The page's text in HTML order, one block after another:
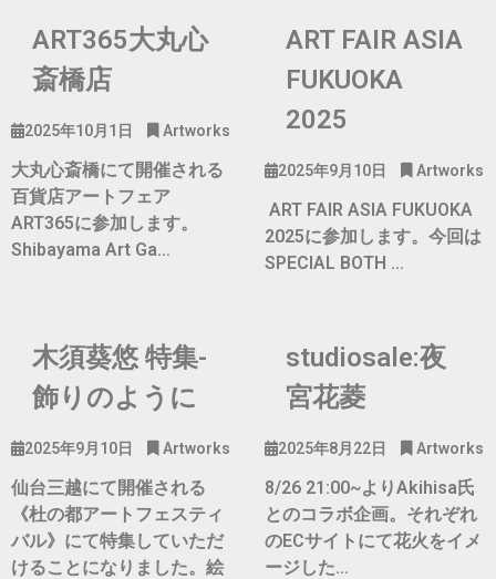
ART365大丸心
斎橋店
2025年10月1日 Artworks
大丸心斎橋にて開催される
百貨店アートフェア
ART365に参加します。
Shibayama Art Ga…
ART FAIR ASIA
FUKUOKA
2025
2025年9月10日 Artworks
ART FAIR ASIA FUKUOKA
2025に参加します。今回は
SPECIAL BOTH …
木須葵悠 特集-
飾りのように
2025年9月10日 Artworks
仙台三越にて開催される
《杜の都アートフェスティ
バル》にて特集していただ
けることになりました。絵
studiosale:夜
宮花菱
2025年8月22日 Artworks
8/26 21:00~よりAkihisa氏
とのコラボ企画。それぞれ
のECサイトにて花火をイメ
ージした…